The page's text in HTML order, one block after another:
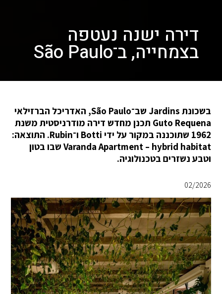
דירה ישנה נעטפה
בצמחייה, ב־São Paulo
בשכונת Jardins שב־São Paulo, האדריכל הברזילאי
Guto Requena תכנן מחדש דירה מודרניסטית משנת
1962 שתוכננה במקור על ידי Botti ו־Rubin. התוצאה:
Varanda Apartment – hybrid habitat שבו בטון
וטבע נשזרים בטכנולוגיה.
02/2026